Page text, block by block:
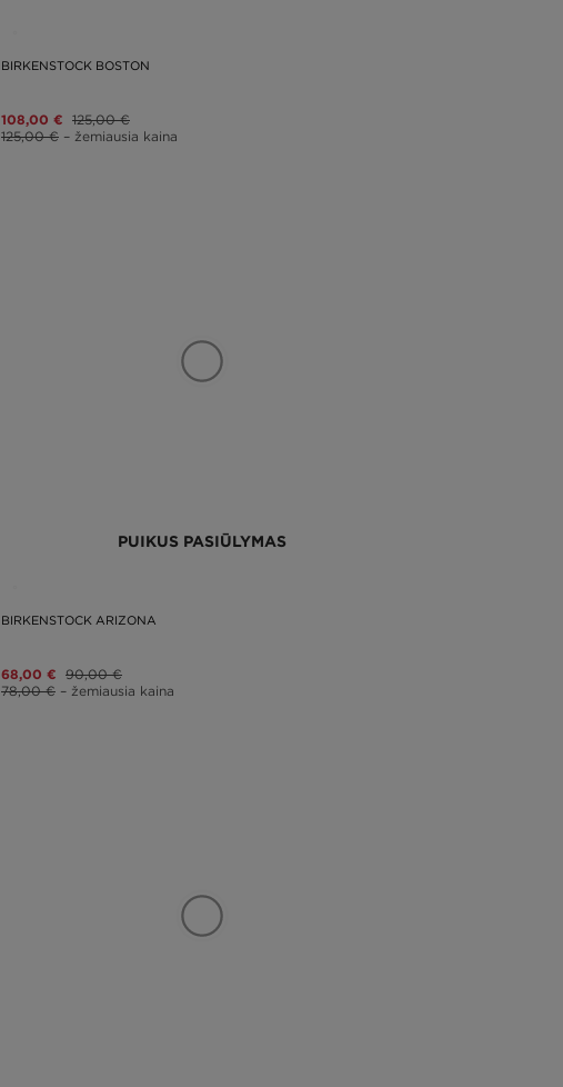
BIRKENSTOCK BOSTON
108,00 € 125,00 €
125,00 € – žemiausia kaina
PUIKUS PASIŪLYMAS
BIRKENSTOCK ARIZONA
68,00 € 90,00 €
78,00 € – žemiausia kaina